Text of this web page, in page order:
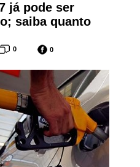
já pode ser
saiba quanto
0 0